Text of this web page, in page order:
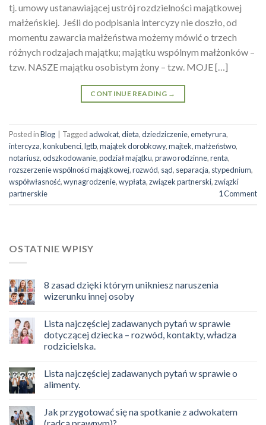
tj. umowy ustanawiającej ustrój rozdzielności majątkowej
małżeńskiej. Jeśli do podpisania intercyzy nie doszło, od
momentu zawarcia małżeństwa możemy mówić o trzech
różnych rodzajach majątku; majątku wspólnym małżonków –
tzw. NASZE majątku osobistym żony – tzw. MOJE […]
CONTINUE READING →
Posted inBlog Tagged adwokat,dieta,dziedziczenie,emetyrura,
intercyza,konkubenci,lgtb,majątek dorobkowy,majtek,małżeństwo,
notariusz,odszkodowanie,podział majątku,prawo rodzinne,renta,
rozszerzenie wspólności majątkowej,rozwód, sąd, separacja, stypednium,
współwłasność,wynagrodzenie,wypłata,związek partnerski,związki
partnerskie
1Comment
OSTATNIE WPISY
8 zasad dzięki którym unikniesz naruszenia
wizerunku innej osoby
Lista najczęściej zadawanych pytań w sprawie
dotyczącej dziecka – rozwód, kontakty, władza
rodzicielska.
Lista najczęściej zadawanych pytań w sprawie o
alimenty.
Jak przygotować się na spotkanie z adwokatem